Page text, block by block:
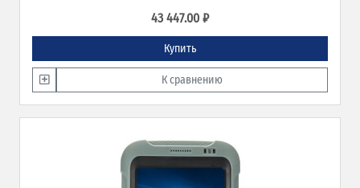
43 447.00 ₽
Купить
К сравнению